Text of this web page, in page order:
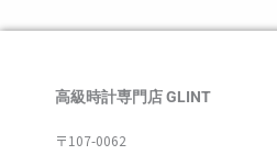
高級時計専門店 GLINT
〒107-0062